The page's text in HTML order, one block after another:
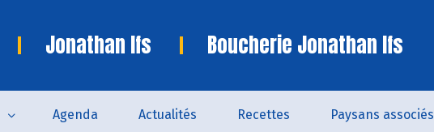
Jonathan Ifs Boucherie Jonathan Ifs
Agenda Actualités Recettes Paysans associés